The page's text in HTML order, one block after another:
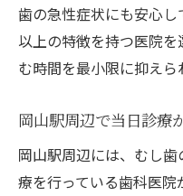
歯の急性症状にも安心し
以上の特徴を持つ医院
む時間を最小限に抑えら
岡山駅周辺で当日診療
岡山駅周辺には、むし
療を行っている歯科医